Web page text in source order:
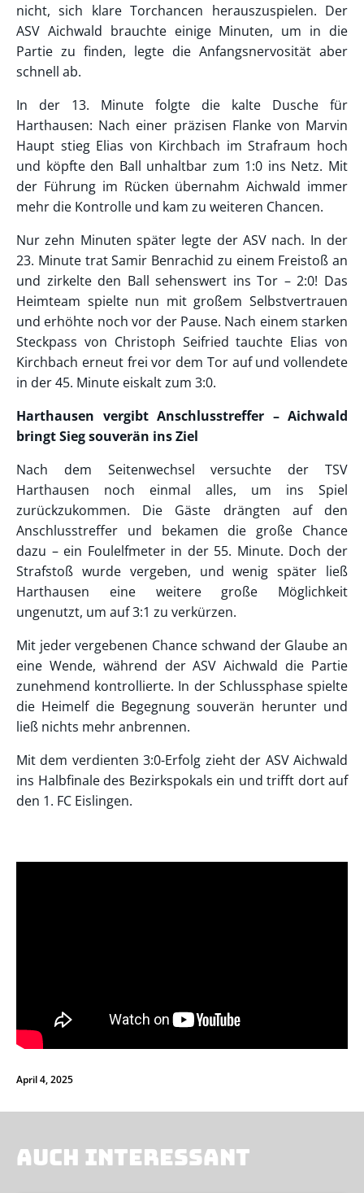
nicht, sich klare Torchancen herauszuspielen. Der
ASV Aichwald brauchte einige Minuten, um in die
Partie zu finden, legte die Anfangsnervosität aber
schnell ab.
In der 13. Minute folgte die kalte Dusche für
Harthausen: Nach einer präzisen Flanke von Marvin
Haupt stieg Elias von Kirchbach im Strafraum hoch
und köpfte den Ball unhaltbar zum 1:0 ins Netz. Mit
der Führung im Rücken übernahm Aichwald immer
mehr die Kontrolle und kam zu weiteren Chancen.
Nur zehn Minuten später legte der ASV nach. In der
23. Minute trat Samir Benrachid zu einem Freistoß an
und zirkelte den Ball sehenswert ins Tor – 2:0! Das
Heimteam spielte nun mit großem Selbstvertrauen
und erhöhte noch vor der Pause. Nach einem starken
Steckpass von Christoph Seifried tauchte Elias von
Kirchbach erneut frei vor dem Tor auf und vollendete
in der 45. Minute eiskalt zum 3:0.
Harthausen vergibt Anschlusstreffer – Aichwald
bringt Sieg souverän ins Ziel
Nach dem Seitenwechsel versuchte der TSV
Harthausen noch einmal alles, um ins Spiel
zurückzukommen. Die Gäste drängten auf den
Anschlusstreffer und bekamen die große Chance
dazu – ein Foulelfmeter in der 55. Minute. Doch der
Strafstoß wurde vergeben, und wenig später ließ
Harthausen eine weitere große Möglichkeit
ungenutzt, um auf 3:1 zu verkürzen.
Mit jeder vergebenen Chance schwand der Glaube an
eine Wende, während der ASV Aichwald die Partie
zunehmend kontrollierte. In der Schlussphase spielte
die Heimelf die Begegnung souverän herunter und
ließ nichts mehr anbrennen.
Mit dem verdienten 3:0-Erfolg zieht der ASV Aichwald
ins Halbfinale des Bezirkspokals ein und trifft dort auf
den 1. FC Eislingen.
April 4, 2025
AUCH INTERESSANT